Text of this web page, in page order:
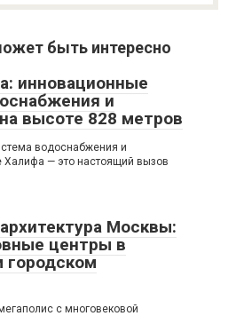
быть интересно
инновационные
и
высоте 828 метров
водоснабжения и
Халифа — это настоящий вызов
Москвы:
центры в
городском
с многовековой